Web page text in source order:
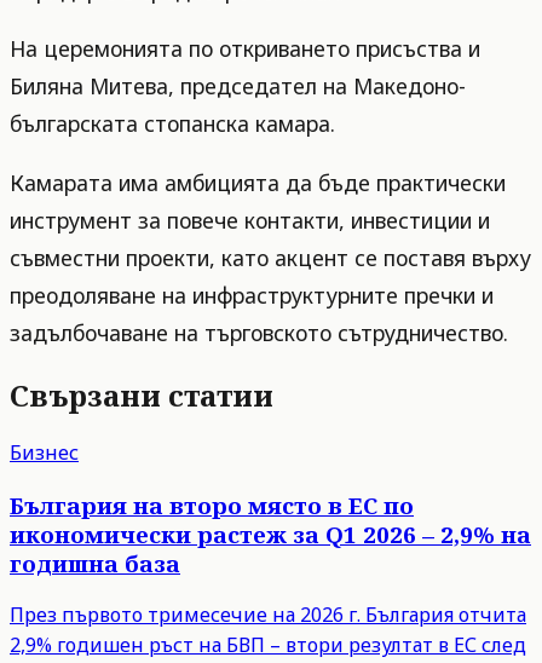
На церемонията по откриването присъства и
Биляна Митева, председател на Македоно-
българската стопанска камара.
Камарата има амбицията да бъде практически
инструмент за повече контакти, инвестиции и
съвместни проекти, като акцент се поставя върху
преодоляване на инфраструктурните пречки и
задълбочаване на търговското сътрудничество.
Свързани статии
Бизнес
България на второ място в ЕС по
икономически растеж за Q1 2026 – 2,9% на
годишна база
През първото тримесечие на 2026 г. България отчита
2,9% годишен ръст на БВП – втори резултат в ЕС след